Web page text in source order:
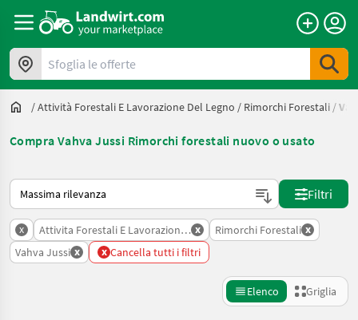
Sfoglia le offerte
/Attività Forestali E Lavorazione Del Legno / Rimorchi Forestali /
Compra Vahva Jussi Rimorchi forestali nuovo o usato
Ecco come viene ordinato su Landwirt.com
Filtri
x Attivita Forestali E Lavorazione Del Legno
x Rimorchi Forestali x
Vahva Jussi x x Cancella tutti i filtri
Elenco Griglia